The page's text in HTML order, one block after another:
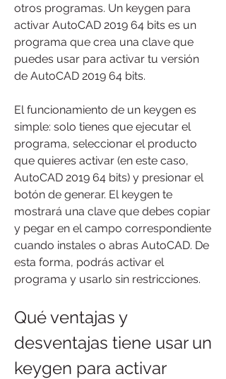
otros programas. Un keygen para
activar AutoCAD 2019 64 bits es un
programa que crea una clave que
puedes usar para activar tu versión
de AutoCAD 2019 64 bits.
El funcionamiento de un keygen es
simple: solo tienes que ejecutar el
programa, seleccionar el producto
que quieres activar (en este caso,
AutoCAD 2019 64 bits) y presionar el
botón de generar. El keygen te
mostrará una clave que debes copiar
y pegar en el campo correspondiente
cuando instales o abras AutoCAD. De
esta forma, podrás activar el
programa y usarlo sin restricciones.
Qué ventajas y
desventajas tiene usar un
keygen para activar